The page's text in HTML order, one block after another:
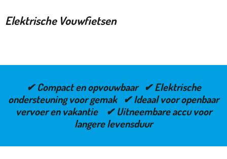
Elektrische Vouwfietsen
✔ Compact en opvouwbaar ✔ Elektrische
ondersteuning voor gemak ✔ Ideaal voor openbaar
vervoer en vakantie ✔ Uitneembare accu voor
langere levensduur